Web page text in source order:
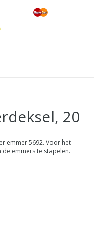
20
emmer 5692. Voor het
emmers te stapelen.